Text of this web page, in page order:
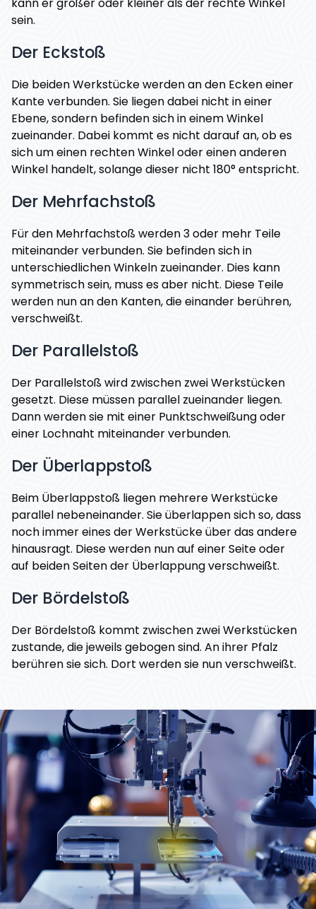
sein.
Der Eckstoß
Die beiden Werkstücke werden an den Ecken einer
Kante verbunden. Sie liegen dabei nicht in einer
Ebene, sondern befinden sich in einem Winkel
zueinander. Dabei kommt es nicht darauf an, ob es
sich um einen rechten Winkel oder einen anderen
Winkel handelt, solange dieser nicht 180° entspricht.
Der Mehrfachstoß
Für den Mehrfachstoß werden 3 oder mehr Teile
miteinander verbunden. Sie befinden sich in
unterschiedlichen Winkeln zueinander. Dies kann
symmetrisch sein, muss es aber nicht. Diese Teile
werden nun an den Kanten, die einander berühren,
verschweißt.
Der Parallelstoß
Der Parallelstoß wird zwischen zwei Werkstücken
gesetzt. Diese müssen parallel zueinander liegen.
Dann werden sie mit einer Punktschweißung oder
einer Lochnaht miteinander verbunden.
Der Überlappstoß
Beim Überlappstoß liegen mehrere Werkstücke
parallel nebeneinander. Sie überlappen sich so, dass
noch immer eines der Werkstücke über das andere
hinausragt. Diese werden nun auf einer Seite oder
auf beiden Seiten der Überlappung verschweißt.
Der Bördelstoß
Der Bördelstoß kommt zwischen zwei Werkstücken
zustande, die jeweils gebogen sind. An ihrer Pfalz
berühren sie sich. Dort werden sie nun verschweißt.